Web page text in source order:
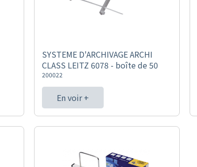
SYSTEME D'ARCHIVAGE ARCHI
CLASS LEITZ 6078 - boîte de 50
200022
En voir +